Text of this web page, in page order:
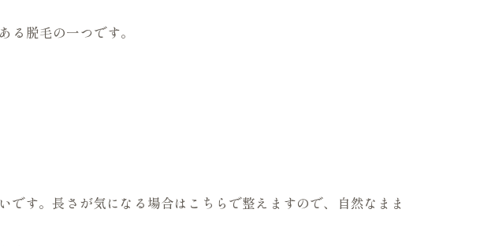
脱毛の一つです。
す。長さが気になる場合はこちらで整えますので、自然なまま